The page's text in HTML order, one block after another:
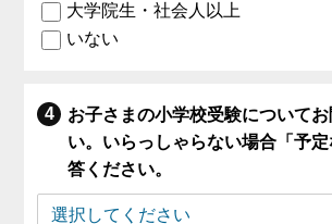
大学院生・社会人以上
いない
お子さまの小学校受験について
い。いらっしゃらない場合「予定
答ください。